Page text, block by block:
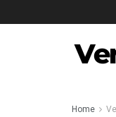
Home